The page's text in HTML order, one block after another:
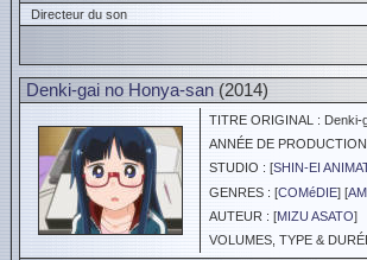
Directeur du son
Denki-gai no Honya-san (2014)
TITRE ORIGINAL : Denki-
ANNÉE DE
STUDIO : [SHIN-EI
GENRES : [COMéDIE] [
AUTEUR : [MIZU ASATO]
VOLUMES, TYPE &